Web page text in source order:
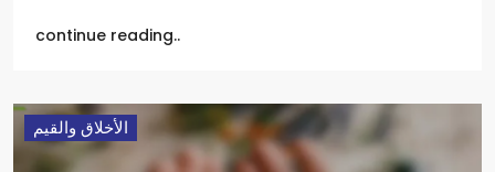
continue reading..
الأخلاق والقيم